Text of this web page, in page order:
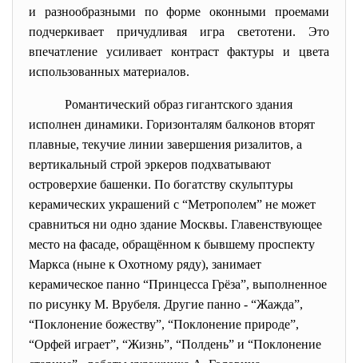
и разнообразными по форме оконными проемами
подчеркивает причудливая игра светотени. Это
впечатление усиливает контраст фактуры и цвета
использованных материалов.
Романтический образ гигантского здания
исполнен динамики. Горизонталям балконов вторят
плавные, текучие линии завершения ризалитов, а
вертикальный строй эркеров подхватывают
островерхие башенки. По богатству скульптуры
керамических украшений с “Метрополем” не может
сравниться ни одно здание Москвы. Главенствующее
место на фасаде, обращённом к бывшему проспекту
Маркса (ныне к Охотному ряду), занимает
керамическое панно “Принцесса Грёза”, выполненное
по рисунку М. Врубеля. Другие панно - “Жажда”,
“Поклонение божеству”, “Поклонение природе”,
“Орфей играет”, “Жизнь”, “Полдень” и “Поклонение